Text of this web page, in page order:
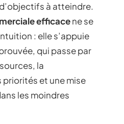
à atteindre.
efficacene se
: elle s’appuie
qui passe par
la
et une mise
les moindres